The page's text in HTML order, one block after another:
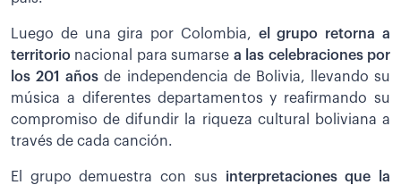
Luego de una gira por Colombia, el grupo retorna a
territorio nacional para sumarse a las celebraciones por
los 201 años de independencia de Bolivia, llevando su
música a diferentes departamentos y reafirmando su
compromiso de difundir la riqueza cultural boliviana a
través de cada canción.
El grupo demuestra con sus interpretaciones que la